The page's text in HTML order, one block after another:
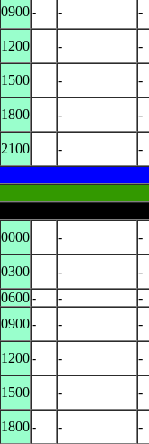
0900- - -
1200 - -
1500 - -
1800 - -
2100 -
-
0000 - -
0300 -
-
0600- -
-
0900- - -
1200- - -
1500 - -
1800- - -